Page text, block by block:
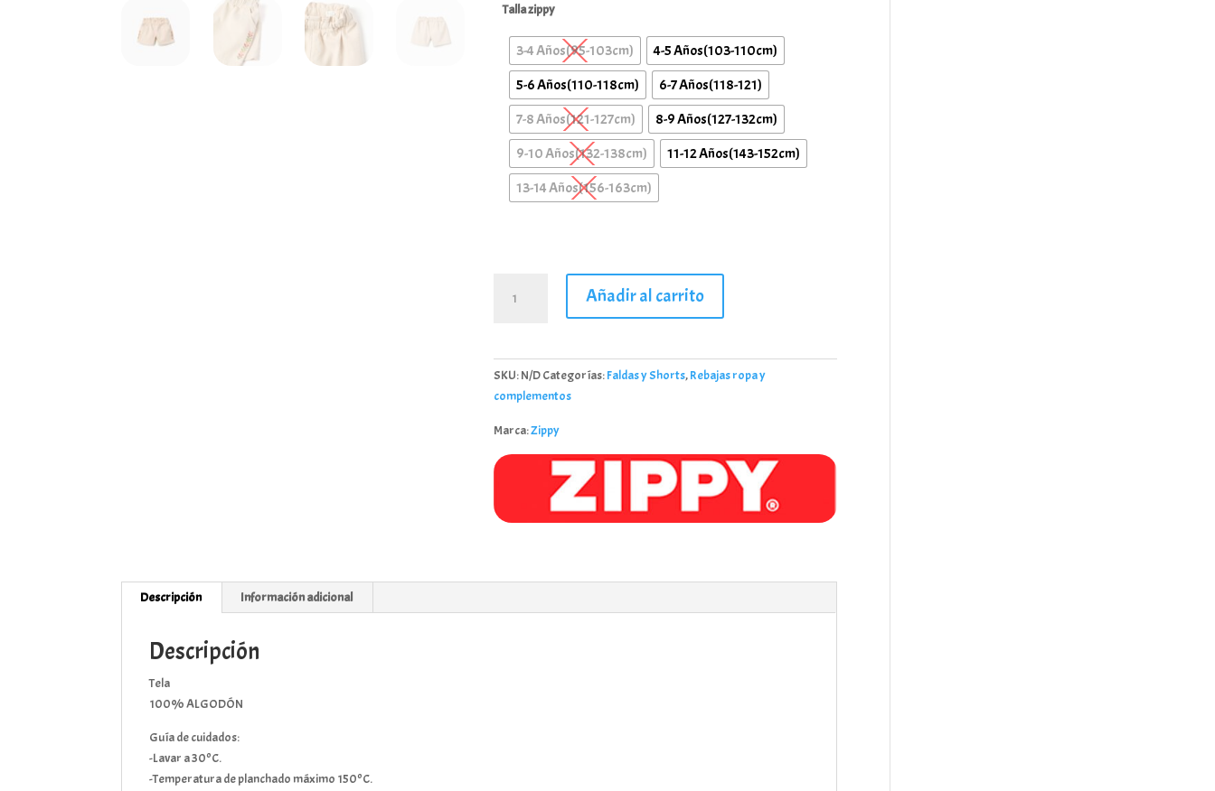
Talla zippy
3-4 Años(95-103cm)
4-5 Años(103-110cm)
5-6 Años(110-118cm)
6-7 Años(118-121)
7-8 Años(121-127cm)
8-9 Años(127-132cm)
9-10 Años(132-138cm)
11-12 Años(143-152cm)
13-14 Años(156-163cm)
Marca
Zippy
_26013
Añadir al carrito
SKU:N/DCategorías:Faldas y Shorts,Rebajas ropa y
complementos
Marca:Zippy
Descripción Información adicional
Descripción
Tela
100% ALGODÓN
Guía de cuidados:
-Lavar a 30ºC.
-Temperatura de planchado máximo 150ºC.